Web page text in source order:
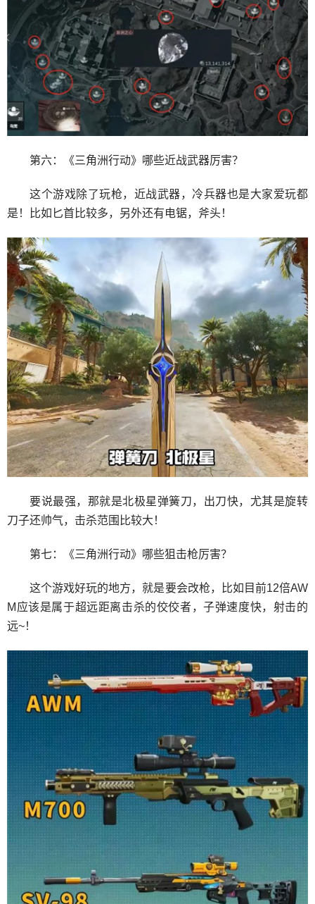
第六：《三角洲行动》哪些近战武器厉害？
这个游戏除了玩枪，近战武器，冷兵器也是大家爱玩都
是！比如匕首比较多，另外还有电锯，斧头！
要说最强，那就是北极星弹簧刀，出刀快，尤其是旋转
刀子还帅气，击杀范围比较大！
第七：《三角洲行动》哪些狙击枪厉害？
这个游戏好玩的地方，就是要会改枪，比如目前12倍AW
M应该是属于超远距离击杀的佼佼者，子弹速度快，射击的
远~！